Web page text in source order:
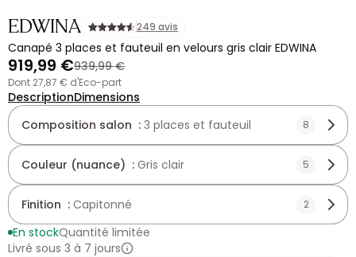
EDWINA 249 avis
Canapé 3 places et fauteuil en velours gris clair EDWINA
919,99 €939,99 €
dont 27,87 € d'Eco-part
DescriptionDimensions
Composition salon : 3 places et fauteuil 8
Couleur (nuance) : Gris clair 5
Finition : Capitonné 2
En stockQuantité limitée
Livré sous 3 à 7 jours